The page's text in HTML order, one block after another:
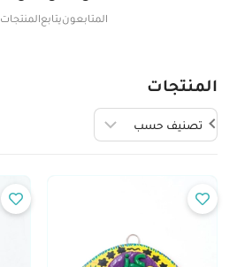
المتابعونيتابعالمنتجات
المنتجات